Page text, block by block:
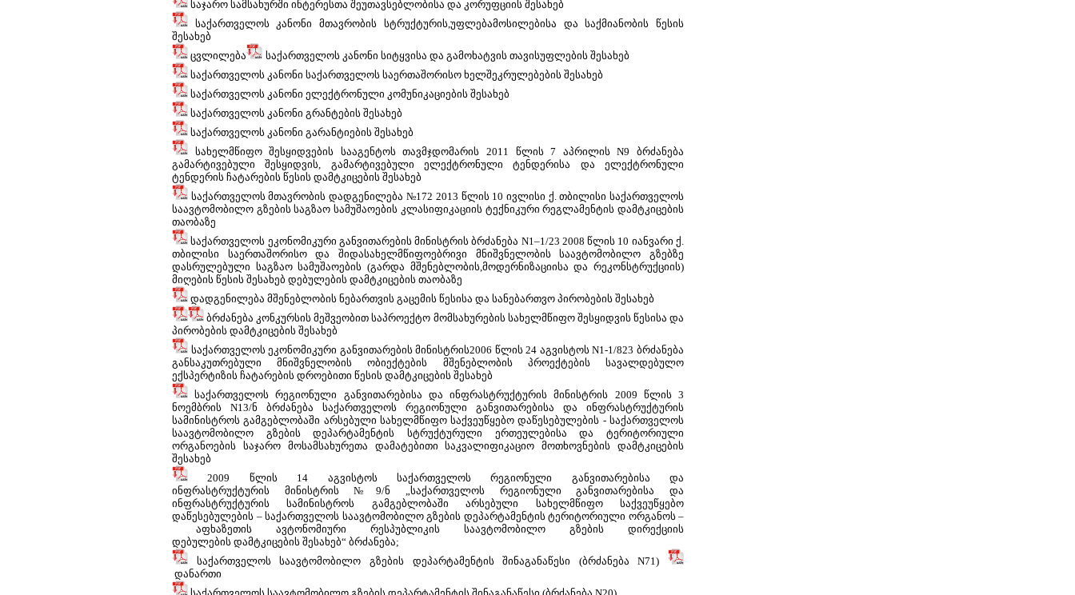
საჯარო სამსახურში ინტერესთა შეუთავსებლობისა და კორუფციის შესახებ
საქართველოს კანონი მთავრობის სტრუქტურის,უფლებამოსილებისა და საქმიანობის წესის
შესახებ
ცვლილება
საქართველოს კანონი სიტყვისა და გამოხატვის თავისუფლების შესახებ
საქართველოს კანონი საქართველოს საერთაშორისო ხელშეკრულებების შესახებ
საქართველოს კანონი ელექტრონული კომუნიკაციების შესახებ
საქართველოს კანონი გრანტების შესახებ
საქართველოს კანონი გარანტიების შესახებ
სახელმწიფო შესყიდვების სააგენტოს თავმჯდომარის 2011 წლის 7 აპრილის N9 ბრძანება
გამარტივებული შესყიდვის, გამარტივებული ელექტრონული ტენდერისა და ელექტრონული
ტენდერის ჩატარების წესის დამტკიცების შესახებ
საქართველოს მთავრობის დადგენილება №172 2013 წლის 10 ივლისი ქ. თბილისი საქართველოს
საავტომობილო გზების საგზაო სამუშაოების კლასიფიკაციის ტექნიკური რეგლამენტის დამტკიცების
თაობაზე
საქართველოს ეკონომიკური განვითარების მინისტრის ბრძანება N1–1/23 2008 წლის 10 იანვარი ქ.
თბილისი საერთაშორისო და შიდასახელმწიფოებრივი მნიშვნელობის საავტომობილო გზებზე
დასრულებული საგზაო სამუშაოების (გარდა მშენებლობის,მოდერნიზაციისა და რეკონსტრუქციის)
მიღების წესის შესახებ დებულების დამტკიცების თაობაზე
დადგენილება მშენებლობის ნებართვის გაცემის წესისა და სანებართვო პირობების შესახებ
ბრძანება კონკურსის მეშვეობით საპროექტო მომსახურების სახელმწიფო შესყიდვის წესისა და
პირობების დამტკიცების შესახებ
საქართველოს ეკონომიკური განვითარების მინისტრის2006 წლის 24 აგვისტოს N1-1/823 ბრძანება
განსაკუთრებული მნიშვნელობის ობიექტების მშენებლობის პროექტების სავალდებულო
ექსპერტიზის ჩატარების დროებითი წესის დამტკიცების შესახებ
საქართველოს რეგიონული განვითარებისა და ინფრასტრუქტურის მინისტრის 2009 წლის 3
ნოემბრის N13/ნ ბრძანება საქართველოს რეგიონული განვითარებისა და ინფრასტრუქტურის
სამინისტროს გამგებლობაში არსებული სახელმწიფო საქვეუწყებო დაწესებულების - საქართველოს
საავტომობილო გზების დეპარტამენტის სტრუქტურული ერთეულებისა და ტერიტორიული
ორგანოების საჯარო მოსამსახურეთა დამატებითი საკვალიფიკაციო მოთხოვნების დამტკიცების
შესახებ
2009 წლის 14 აგვისტოს საქართველოს რეგიონული განვითარებისა და
ინფრასტრუქტურის მინისტრის №9/ნ „საქართველოს რეგიონული განვითარებისა და
ინფრასტრუქტურის სამინისტროს გამგებლობაში არსებული სახელმწიფო საქვეუწყებო
დაწესებულების – საქართველოს საავტომობილო გზების დეპარტამენტის ტერიტორიული ორგანოს –
აფხაზეთის ავტონომიური რესპუბლიკის საავტომობილო გზების დირექციის
დებულების დამტკიცების შესახებ“ ბრძანება;
საქართველოს საავტომობილო გზების დეპარტამენტის შინაგანაწესი (ბრძანება N71)
დანართი